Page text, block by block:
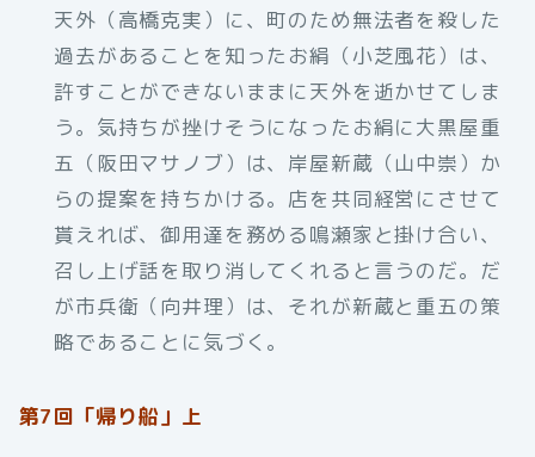
天外（高橋克実）に、町のため無法者を殺した
過去があることを知ったお絹（小芝風花）は、
許すことができないままに天外を逝かせてしま
う。気持ちが挫けそうになったお絹に大黒屋重
五（阪田マサノブ）は、岸屋新蔵（山中崇）か
らの提案を持ちかける。店を共同経営にさせて
貰えれば、御用達を務める鳴瀬家と掛け合い、
召し上げ話を取り消してくれると言うのだ。だ
が市兵衛（向井理）は、それが新蔵と重五の策
略であることに気づく。
第7回「帰り船」上